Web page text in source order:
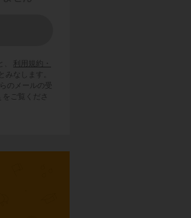
利用規約・
みなします。
のメールの受
をご覧くださ